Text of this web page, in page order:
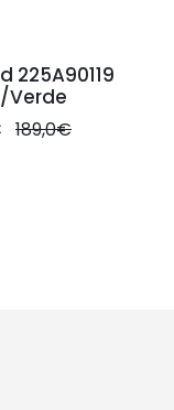
225A90119
Verde
189,0€